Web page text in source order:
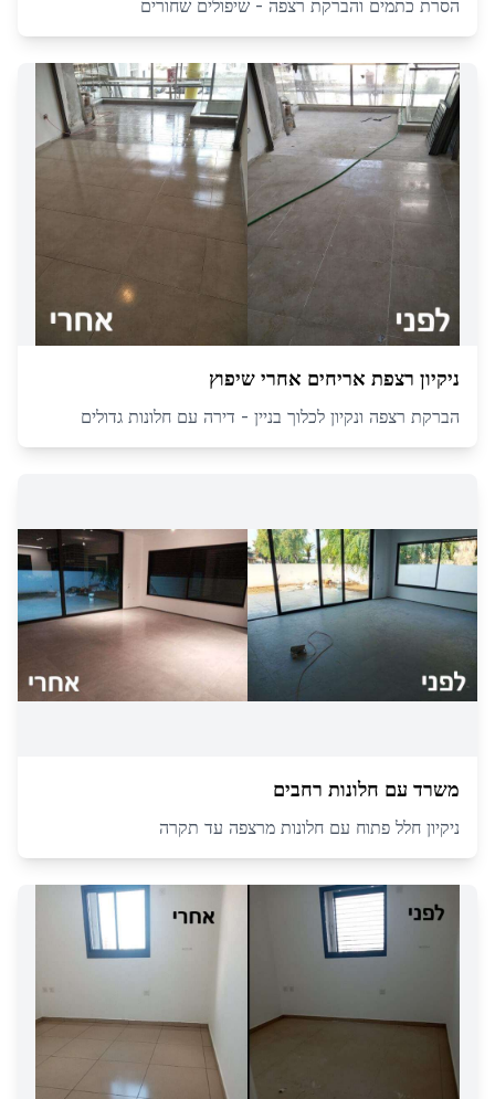
הסרת כתמים והברקת רצפה - שיפולים שחורים
ניקיון רצפת אריחים אחרי שיפוץ
הברקת רצפה ונקיון לכלוך בניין - דירה עם חלונות גדולים
משרד עם חלונות רחבים
ניקיון חלל פתוח עם חלונות מרצפה עד תקרה